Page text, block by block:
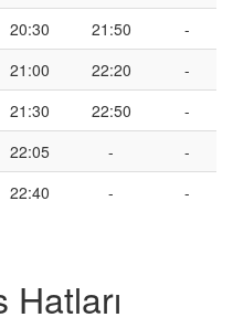
20:30 21:50
-
21:00 22:20
-
21:30 22:50
-
22:05 -
-
22:40 - -